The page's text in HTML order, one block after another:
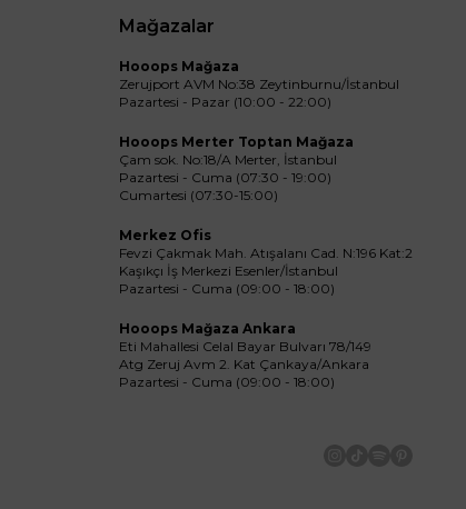
Mağazalar
Hooops Mağaza
Zerujport AVM No:38 Zeytinburnu/İstanbul
Pazartesi - Pazar (10:00 - 22:00)
Hooops Merter Toptan Mağaza
Çam sok. No:18/A Merter, İstanbul
Pazartesi - Cuma (07:30 - 19:00)
Cumartesi (07:30-15:00)
Merkez Ofis
Fevzi Çakmak Mah. Atışalanı Cad. N:196 Kat:2
Kaşıkçı İş Merkezi Esenler/İstanbul
Pazartesi - Cuma (09:00 - 18:00)
Hooops Mağaza Ankara
Eti Mahallesi Celal Bayar Bulvarı 78/149
Atg Zeruj Avm 2. Kat Çankaya/Ankara
Pazartesi - Cuma (09:00 - 18:00)